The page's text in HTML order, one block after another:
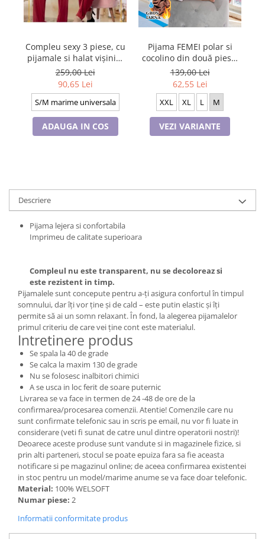
Compleu sexy 3 piese, cu
pijamale si halat vișiniu,
P37911
259,00 Lei
90,65 Lei
S/M marime universala
ADAUGA IN COS
Pijama FEMEI polar si
cocolino din două piese,
Material 100% micro, Lux,
BAK310
139,00 Lei
62,55 Lei
XXL XL L M
VEZI VARIANTE
Descriere
Pijama lejera si confortabila
Imprimeu de calitate superioara
Compleul nu este transparent, nu se decoloreaz si
este rezistent in timp.
Pijamalele sunt concepute pentru a-ți asigura confortul în timpul
somnului, dar îți vor ține și de cald – este putin elastic și îți
permite să ai un somn relaxant. În fond, la alegerea pijamalelor
primul criteriu de care vei ține cont este materialul.
Intretinere produs
Se spala la 40 de grade
Se calca la maxim 130 de grade
Nu se folosesc inalbitori chimici
A se usca in loc ferit de soare puternic
Livrarea se va face in termen de 24 -48 de ore de la
confirmarea/procesarea comenzii. Atentie! Comenzile care nu
sunt confirmate telefonic sau in scris pe email, nu vor fi luate in
considerare (veti fi sunat de catre unul dintre operatorii nostri)!
Deoarece aceste produse sunt vandute si in magazinele fizice, si
prin alti parteneri, stocul se poate epuiza fara sa fie aceasta
notificare si pe magazinul online; de aceea confirmarea existentei
in stoc pentru un model/marime anume se va face doar telefonic.
Material: 100% WELSOFT
Numar piese: 2
Informatii conformitate produs